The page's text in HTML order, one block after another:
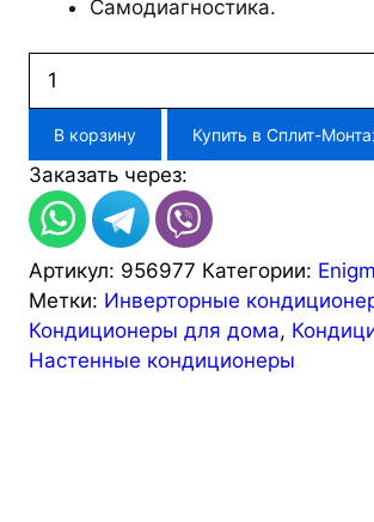
Самодиагностика.
Количество
Кондиционер
LESSAR
LS-
HE18KDE2A/LU-
HE18KDE2A
В корзину Купить в Сплит-
Заказать через:
Артикул: 956977 Категории:
Метки: Инверторные
Кондиционеры для дома,
Настенные кондиционеры